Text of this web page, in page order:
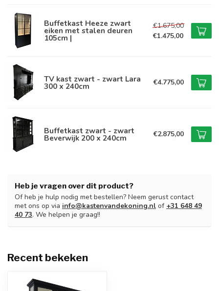
Buffetkast Heeze zwart
eiken met stalen deuren
105cm |
€1.675,00
€1.475,00
TV kast zwart - zwart Lara
300 x 240cm €4.775,00
Buffetkast zwart - zwart
Beverwijk 200 x 240cm €2.875,00
Heb je vragen over dit product?
Of heb je hulp nodig met bestellen? Neem gerust contact
met ons op via info@kastenvandekoning.nl of +31 648 49
40 73. We helpen je graag!!
Recent bekeken